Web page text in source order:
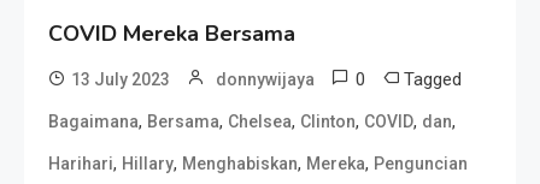
COVID Mereka Bersama
13 July 2023 donnywijaya 0 Tagged
Bagaimana, Bersama, Chelsea, Clinton, COVID, dan,
Harihari, Hillary, Menghabiskan, Mereka, Penguncian